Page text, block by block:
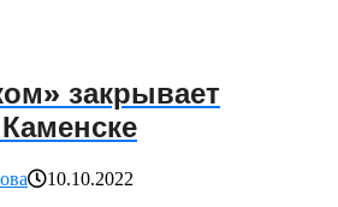
закрывает
10.10.2022